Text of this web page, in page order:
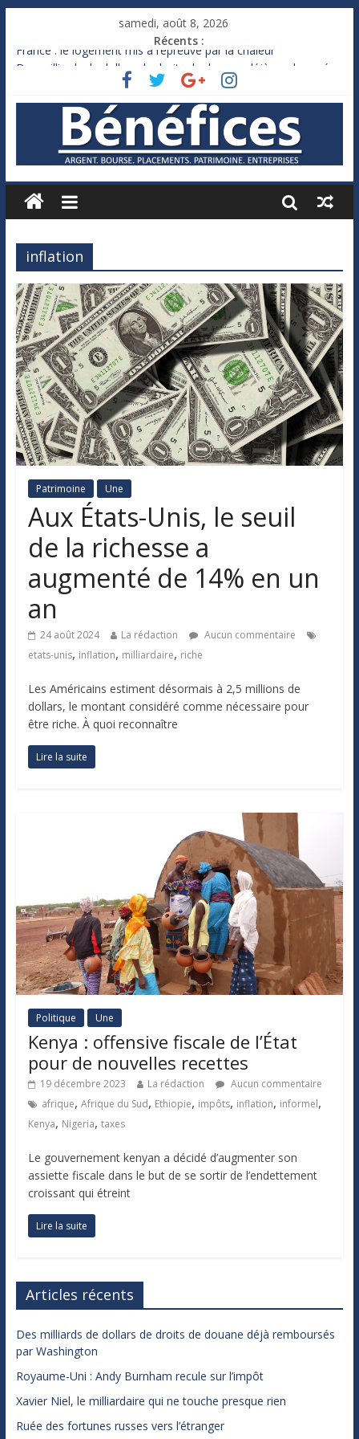
samedi, août 8, 2026
Récents :
France : le logement mis à l’épreuve par la chaleur
Des milliards de dollars de droits de douane déjà remboursés
Royaume-Uni : Andy Burnham recule sur l’impôt
Xavier Niel, le milliardaire qui ne touche presque rien
Ruée des fortunes russes vers l’étranger
inflation
Patrimoine Une
Aux États-Unis, le seuil
de la richesse a
augmenté de 14% en un
an
24 août 2024 La rédaction
Aucun commentaire
etats-unis, inflation, milliardaire, riche
Les Américains estiment désormais à 2,5 millions de
dollars, le montant considéré comme nécessaire pour
être riche. À quoi reconnaître
Lire la suite
Politique Une
Kenya : offensive fiscale de l’État
pour de nouvelles recettes
19 décembre 2023 La rédaction
Aucun commentaire
afrique, Afrique du Sud, Ethiopie, impôts, inflation, informel,
Kenya, Nigeria, taxes
Le gouvernement kenyan a décidé d’augmenter son
assiette fiscale dans le but de se sortir de l’endettement
croissant qui étreint
Lire la suite
Articles récents
Des milliards de dollars de droits de douane déjà remboursés
par Washington
Royaume-Uni : Andy Burnham recule sur l’impôt
Xavier Niel, le milliardaire qui ne touche presque rien
Ruée des fortunes russes vers l’étranger